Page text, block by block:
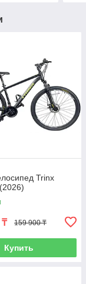
Trinx
₸ 159 900 ₸
Купить